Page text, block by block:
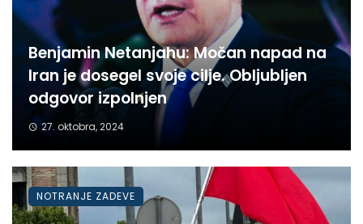
Benjamin Netanjahu: Močan napad na
Iran je dosegel svoje cilje. Obljubljen
odgovor izpolnjen
27. oktobra, 2024
NOTRANJE ZADEVE